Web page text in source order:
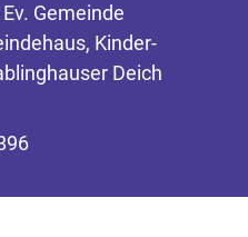
Gemeinde
Kinder-
Deich